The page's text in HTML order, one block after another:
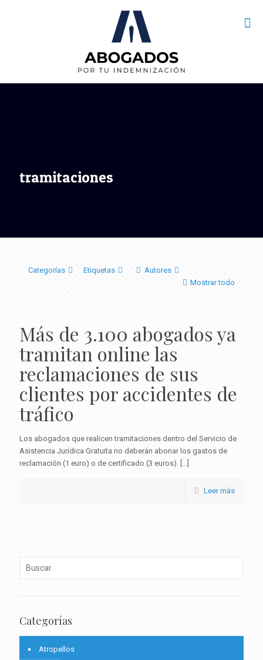
tramitaciones
Categorías Etiquetas
Autores
Mostrar todo
Más de 3.100 abogados ya
tramitan online las
reclamaciones de sus
clientes por accidentes de
tráfico
Los abogados que realicen tramitaciones dentro del Servicio de
Asistencia Jurídica Gratuita no deberán abonar los gastos de
reclamación (1 euro) o de certificado (3 euros). […]
Leer más
Categorías
Atropellos